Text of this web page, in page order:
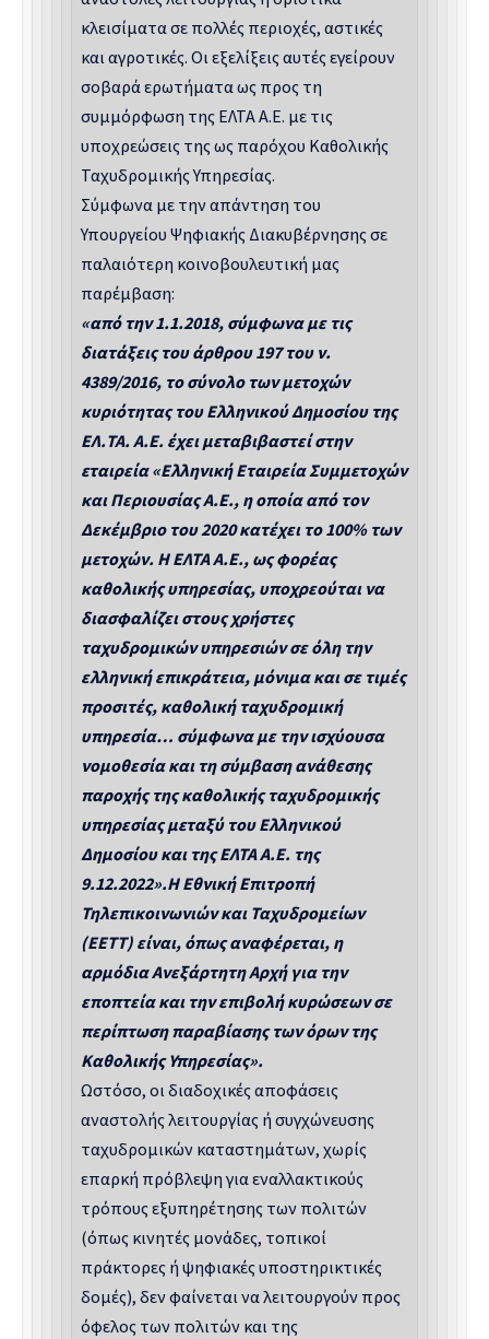
κλεισίματα σε πολλές περιοχές, αστικές
και αγροτικές. Οι εξελίξεις αυτές εγείρουν
σοβαρά ερωτήματα ως προς τη
συμμόρφωση της ΕΛΤΑ Α.Ε. με τις
υποχρεώσεις της ως παρόχου Καθολικής
Ταχυδρομικής Υπηρεσίας.
Σύμφωνα με την απάντηση του
Υπουργείου Ψηφιακής Διακυβέρνησης σε
παλαιότερη κοινοβουλευτική μας
παρέμβαση:
«από την 1.1.2018, σύμφωνα με τις
διατάξεις του άρθρου 197 του ν.
4389/2016, το σύνολο των μετοχών
κυριότητας του Ελληνικού Δημοσίου της
ΕΛ.ΤΑ. Α.Ε. έχει μεταβιβαστεί στην
εταιρεία «Ελληνική Εταιρεία Συμμετοχών
και Περιουσίας Α.Ε., η οποία από τον
Δεκέμβριο του 2020 κατέχει το 100% των
μετοχών. Η ΕΛΤΑ Α.Ε., ως φορέας
καθολικής υπηρεσίας, υποχρεούται να
διασφαλίζει στους χρήστες
ταχυδρομικών υπηρεσιών σε όλη την
ελληνική επικράτεια, μόνιμα και σε τιμές
προσιτές, καθολική ταχυδρομική
υπηρεσία… σύμφωνα με την ισχύουσα
νομοθεσία και τη σύμβαση ανάθεσης
παροχής της καθολικής ταχυδρομικής
υπηρεσίας μεταξύ του Ελληνικού
Δημοσίου και της ΕΛΤΑ Α.Ε. της
9.12.2022».Η Εθνική Επιτροπή
Τηλεπικοινωνιών και Ταχυδρομείων
(ΕΕΤΤ) είναι, όπως αναφέρεται, η
αρμόδια Ανεξάρτητη Αρχή για την
εποπτεία και την επιβολή κυρώσεων σε
περίπτωση παραβίασης των όρων της
Καθολικής Υπηρεσίας».
Ωστόσο, οι διαδοχικές αποφάσεις
αναστολής λειτουργίας ή συγχώνευσης
ταχυδρομικών καταστημάτων, χωρίς
επαρκή πρόβλεψη για εναλλακτικούς
τρόπους εξυπηρέτησης των πολιτών
(όπως κινητές μονάδες, τοπικοί
πράκτορες ή ψηφιακές υποστηρικτικές
δομές), δεν φαίνεται να λειτουργούν προς
όφελος των πολιτών και της